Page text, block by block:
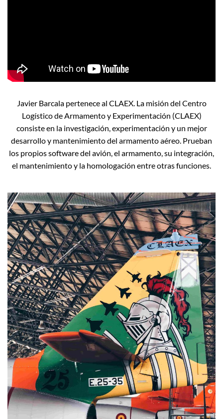
Javier Barcala pertenece al CLAEX. La misión del Centro
Logístico de Armamento y Experimentación (CLAEX)
consiste en la investigación, experimentación y un mejor
desarrollo y mantenimiento del armamento aéreo. Prueban
los propios software del avión, el armamento, su integración,
el mantenimiento y la homologación entre otras funciones.